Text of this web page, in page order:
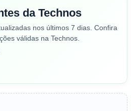
da Technos
nos últimos 7 dias. Confira
válidas na Technos.